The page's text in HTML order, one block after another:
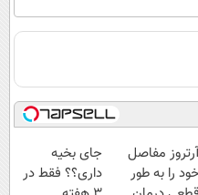
مفاصل
خود را به طور
جای بخیه
داری؟؟ فقط در